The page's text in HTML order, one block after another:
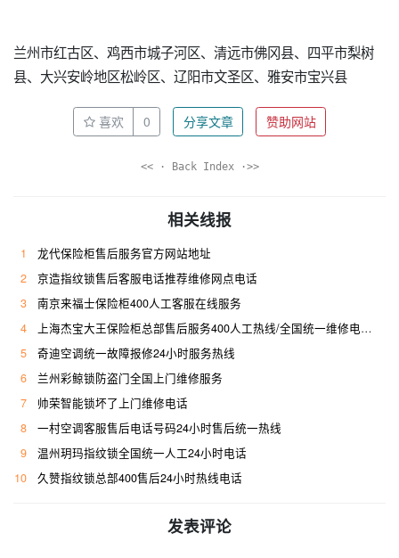
兰州市红古区、鸡西市城子河区、清远市佛冈县、四平市梨树
县、大兴安岭地区松岭区、辽阳市文圣区、雅安市宝兴县
喜欢 0 分享文章 赞助网站
<< · Back Index ·>>
相关线报
1
龙代保险柜售后服务官方网站地址
2
京造指纹锁售后客服电话推荐维修网点电话
3
南京来福士保险柜400人工客服在线服务
4
上海杰宝大王保险柜总部售后服务400人工热线/全国统一维修电话是多少
5
奇迪空调统一故障报修24小时服务热线
6
兰州彩鲸锁防盗门全国上门维修服务
7
帅荣智能锁坏了上门维修电话
8
一村空调客服售后电话号码24小时售后统一热线
9
温州玥玛指纹锁全国统一人工24小时电话
10
久赞指纹锁总部400售后24小时热线电话
发表评论